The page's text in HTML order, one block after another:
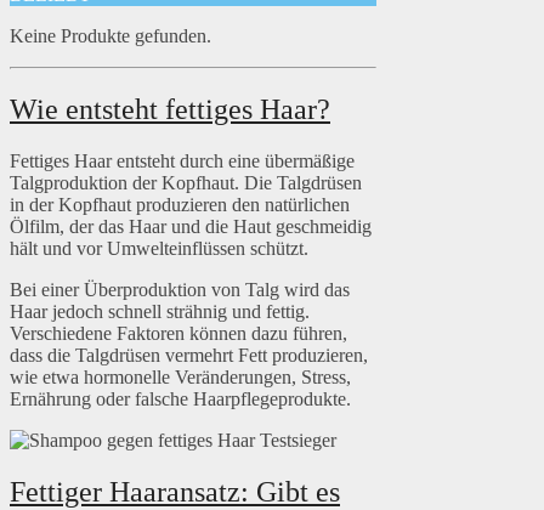
Keine Produkte gefunden.
Wie entsteht fettiges Haar?
Fettiges Haar entsteht durch eine übermäßige
Talgproduktion der Kopfhaut. Die Talgdrüsen
in der Kopfhaut produzieren den natürlichen
Ölfilm, der das Haar und die Haut geschmeidig
hält und vor Umwelteinflüssen schützt.
Bei einer Überproduktion von Talg wird das
Haar jedoch schnell strähnig und fettig.
Verschiedene Faktoren können dazu führen,
dass die Talgdrüsen vermehrt Fett produzieren,
wie etwa hormonelle Veränderungen, Stress,
Ernährung oder falsche Haarpflegeprodukte.
Fettiger Haaransatz: Gibt es